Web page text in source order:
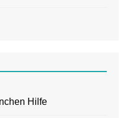
Hilfe